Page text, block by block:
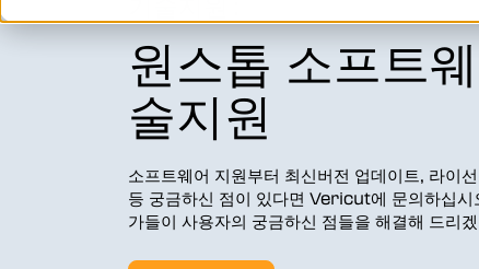
더 보기
가공형상검증
장비 시뮬레이션
다축가공
원스톱 소프트
술지원
소프트웨어 지원부터 최신버전 업데이트, 라이
등 궁금하신 점이 있다면 Vericut에 문의하십
가들이 사용자의 궁금하신 점들을 해결해 드리